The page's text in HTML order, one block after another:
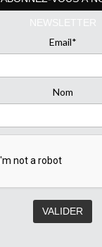
NEWSLETTER
Email*
Nom